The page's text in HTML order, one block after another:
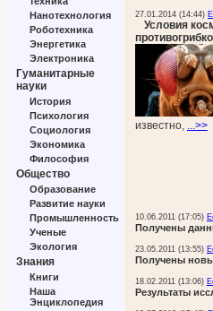
Нанотехнология
Роботехника
Энергетика
Электроника
Гуманитарные
науки
История
Психология
Социология
Экономика
Философия
Общество
Образование
Развитие науки
Промышленность
Ученые
Экология
Знания
Книги
Наша
Энциклопедия
27.01.2014 (14:44)
Условия
известно,
...>>
10.06.2011 (17:05)
Получены
23.05.2011 (13:55)
Получены
18.02.2011 (13:06)
Результаты